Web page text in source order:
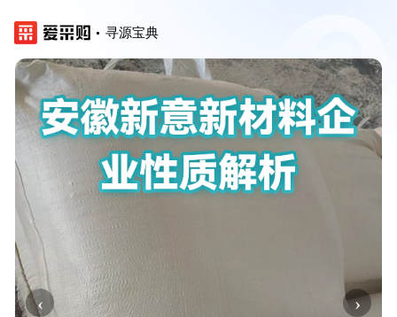
寻源宝典
‹ ›